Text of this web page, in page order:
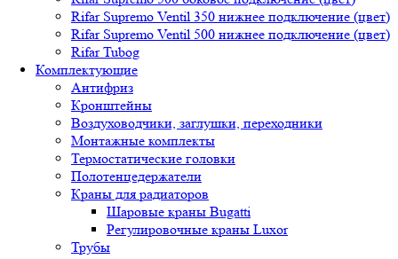
Rifar Supremo Ventil 350 нижнее подключение (цвет)
Rifar Supremo Ventil 500 нижнее подключение (цвет)
Rifar Tubog
Комплектующие
Антифриз
Кронштейны
Воздуховодчики, заглушки, переходники
Монтажные комплекты
Термостатические головки
Полотенцедержатели
Краны для радиаторов
Шаровые краны Bugatti
Регулировочные краны Luxor
Трубы